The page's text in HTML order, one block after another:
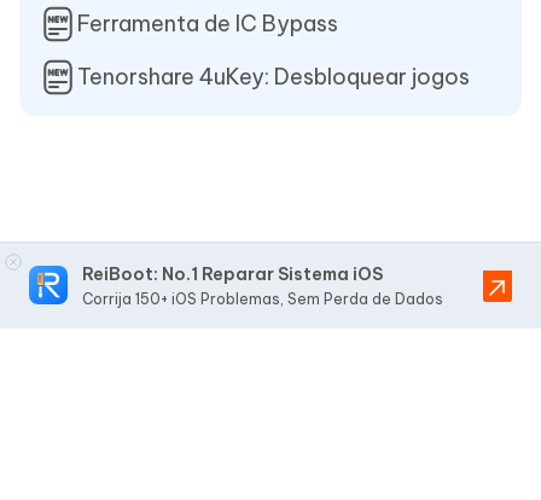
Ferramenta de IC Bypass
Tenorshare 4uKey: Desbloquear jogos
ReiBoot: No.1 Reparar Sistema iOS
Corrija 150+ iOS Problemas, Sem Perda de Dados